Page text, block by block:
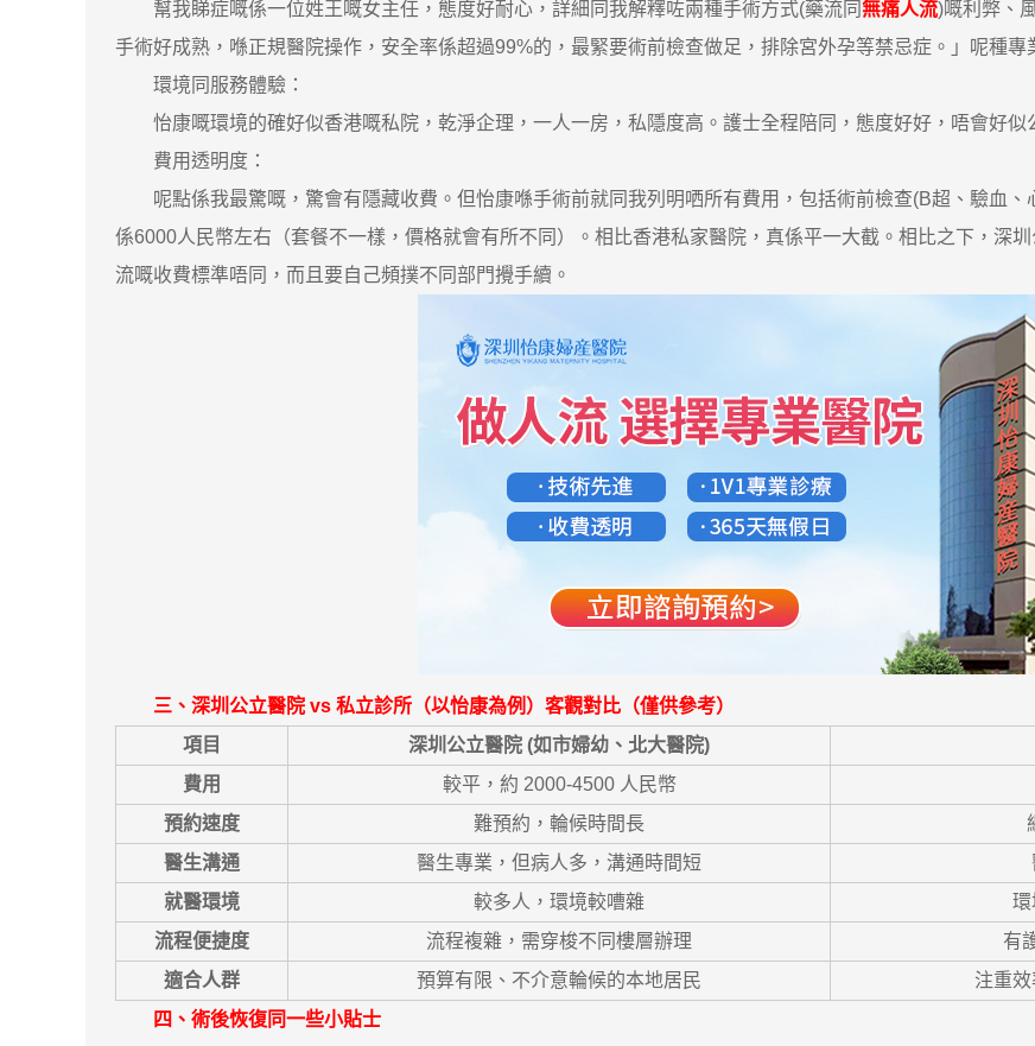
幫我睇症嘅係一位姓王嘅女主任，態度好耐心，詳細同我解釋咗兩種手術方式(藥流同 無痛人流)嘅利弊、
手術好成熟，喺正規醫院操作，安全率係超過99%的，最緊要術前檢查做足，排除宮外孕等禁忌症。」呢種專
環境同服務體驗：
怡康嘅環境的確好似香港嘅私院，乾淨企理，一人一房，私隱度高。護士全程陪同，態度好好，唔會好似
費用透明度：
呢點係我最驚嘅，驚會有隱藏收費。但怡康喺手術前就同我列明哂所有費用，包括術前檢查(B超、驗血、
係6000人民幣左右（套餐不一樣，價格就會有所不同）。相比香港私家醫院，真係平一大截。相比之下，深
流嘅收費標準唔同，而且要自己頻撲不同部門攪手續。
三、深圳公立醫院 vs 私立診所（以怡康為例）客觀對比（僅供參考）
項目
深圳公立醫院 (如市婦幼、北大醫院)
費用
較平，約 2000-4500 人民幣
預約速度
難預約，輪候時間長
醫生溝通
醫生專業，但病人多，溝通時間短
就醫環境
較多人，環境較嘈雜
環
流程便捷度
流程複雜，需穿梭不同樓層辦理
有
適合人群
預算有限、不介意輪候的本地居民
注重
四、術後恢復同一些小貼士